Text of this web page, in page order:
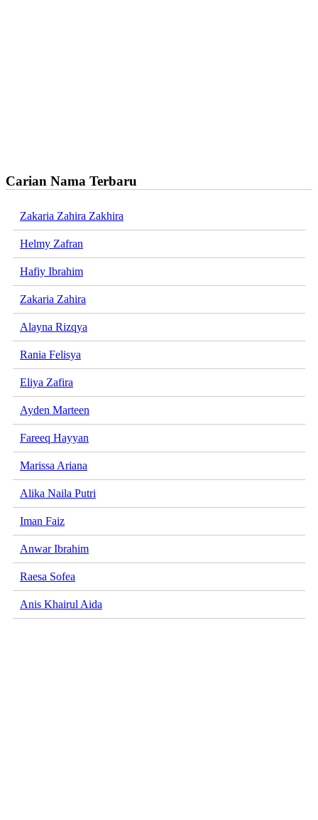
Carian Nama Terbaru
Zakaria Zahira Zakhira
Helmy Zafran
Hafiy Ibrahim
Zakaria Zahira
Alayna Rizqya
Rania Felisya
Eliya Zafira
Ayden Marteen
Fareeq Hayyan
Marissa Ariana
Alika Naila Putri
Iman Faiz
Anwar Ibrahim
Raesa Sofea
Anis Khairul Aida